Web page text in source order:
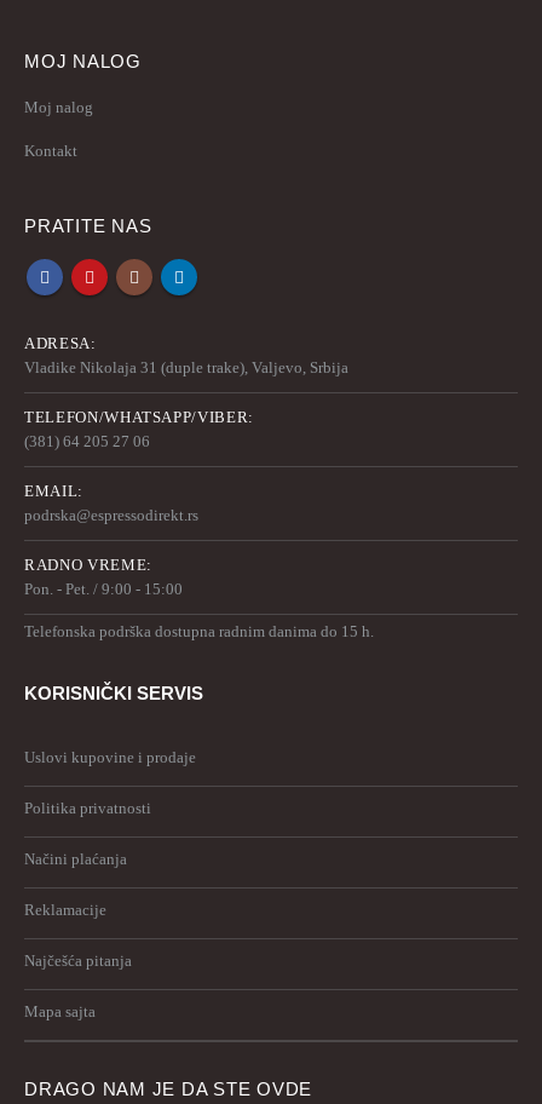
MOJ NALOG
Moj nalog
Kontakt
PRATITE NAS
ADRESA:
Vladike Nikolaja 31 (duple trake), Valjevo, Srbija
TELEFON/WHATSAPP/VIBER:
(381) 64 205 27 06
EMAIL:
podrska@espressodirekt.rs
RADNO VREME:
Pon. - Pet. / 9:00 - 15:00
Telefonska podrška dostupna radnim danima do 15 h.
KORISNIČKI SERVIS
Uslovi kupovine i prodaje
Politika privatnosti
Načini plaćanja
Reklamacije
Najčešća pitanja
Mapa sajta
DRAGO NAM JE DA STE OVDE